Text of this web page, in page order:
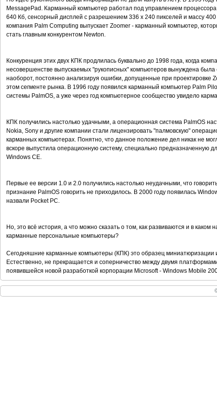
MessagePad. Карманный компьютер работал под управлением
640 Кб, сенсорный дисплей с разрешением 336 х 240 пикселей и массу
компания Palm Computing выпускает Zoomer - карманный компьютер,
стать главным конкурентом Newton.
Конкуренция этих двух КПК продлилась буквально до 1998 года, когда
несовершенстве выпускаемых "рукописных" компьютеров вынуждена была
наоборот, постоянно анализируя ошибки, допущенные при проектировке
этом сегменте рынка. В 1996 году появился карманный компьютер Palm
системы PalmOS, а уже через год компьютерное сообщество увидело
КПК получились настолько удачными, а операционная система PalmOS
Nokia, Sony и другие компании стали лицензировать "палмовскую"
карманных компьютерах. Понятно, что данное положение дел никак не
вскоре выпустила операционную систему, специально предназначенную
Windows CE.
Первые ее версии 1.0 и 2.0 получились настолько неудачными, что
признание PalmOS говорить не приходилось. В 2000 году появилась
назвали Pocket PC.
Но, это всё история, а что можно сказать о том, как развиваются и в
карманные персональные компьютеры?
Сегодняшние карманные компьютеры (КПК) это образец миниатюризации
Естественно, не прекращается и соперничество между двумя
появившейся новой разработкой корпорации Microsoft - Windows Mobile